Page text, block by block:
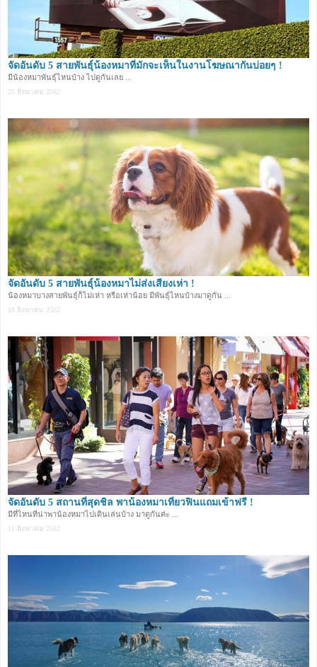
จัดอันดับ 5 สายพันธุ์น้องหมาที่มักจะเห็นในงานโฆษณากันบ่อยๆ !
มีน้องหมาพันธุ์ไหนบ้าง ไปดูกันเลย ...
25 สิงหาคม 2562
จัดอันดับ 5 สายพันธุ์น้องหมาไม่ส่งเสียงเห่า !
น้องหมาบางสายพันธุ์ก็ไม่เห่า หรือเห่าน้อย มีพันธุ์ไหนบ้างมาดูกัน ...
18 สิงหาคม 2562
จัดอันดับ 5 สถานที่สุดชิล พาน้องหมาเที่ยวฟินแถมเข้าฟรี !
มีที่ไหนที่น่าพาน้องหมาไปเดินเล่นบ้าง มาดูกันค่ะ ...
11 สิงหาคม 2562